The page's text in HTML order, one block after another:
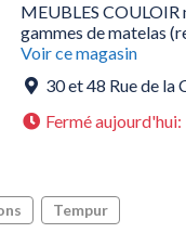
MEUBLES
gammes de matelas
Voir ce magasin
30 et 48 Rue de la
Fermé aujourd'hui:
Tempur